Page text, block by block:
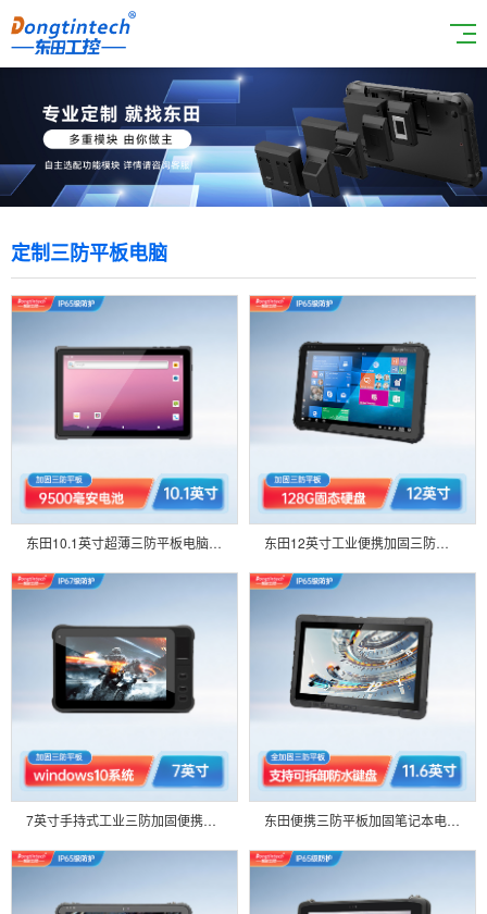
定制三防平板电脑
东田10.1英寸超薄三防平板电脑支持5G IP65级防护MES工厂产线可定制管理巡检 DTZ-T1085E 东田12英寸工业便携加固三防平板高亮可定制笔记本工业电脑 MES工厂产线管理巡检 DTZ-I1208E
7英寸手持式工业三防加固便携笔记本平板电脑支持Win10系统ip67 可定制DTZ-I0708E 东田便携三防平板加固笔记本电脑11.6英寸阳光可视支持定制IP65防护工控机 DTZ-I1108E